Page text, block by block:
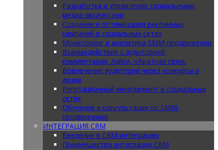
Разработка и управление социальными
медиа-аккаунтами
Создание и оптимизация рекламных
кампаний в социальных сетях
Мониторинг и аналитика SMM-продвижения
Взаимодействие с аудиторией:
комментарии, лайки, обратная связь
Вовлечение аудитории через конкурсы и
акции
Репутационный менеджмент в социальных
сетях
Обучение и консультации по SMM-
продвижению
ИНТЕГРАЦИЯ CRM
Введение в CRM-интеграцию
Преимущества интеграции CRM